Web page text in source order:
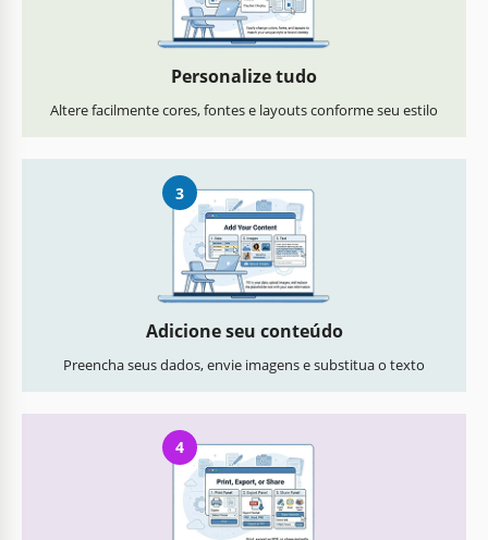
Personalize tudo
Altere facilmente cores, fontes e layouts conforme seu estilo
3
Adicione seu conteúdo
Preencha seus dados, envie imagens e substitua o texto
4